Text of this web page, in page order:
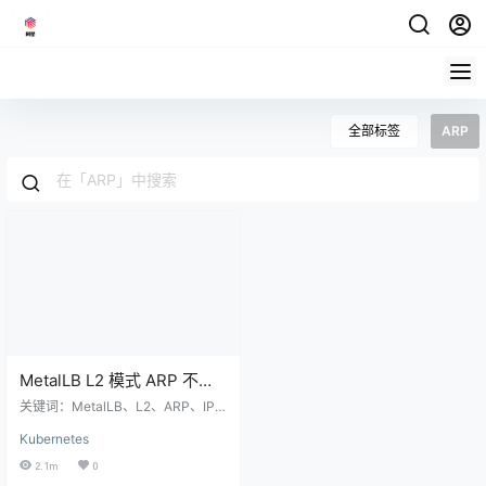
全部标签 ARP
MetalLB L2 模式 ARP 不通
问题排查与解决（IPVS +
关键词：MetalLB、L2、ARP、IPV
r、arp_ignore 适用环境：裸金属 /
虚拟机 Kubernetes 集群，无云厂商
Kubernetes
2.1m 0